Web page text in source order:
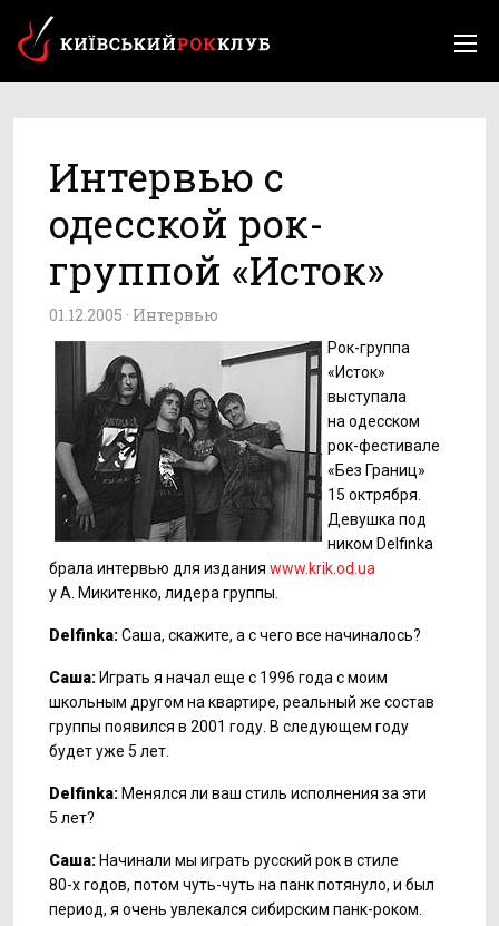
Интервью с
одесской рок-
группой «Исток»
01.12.2005 · Интервью
Рок-группа
«Исток»
выступала
на одесском
рок-фестивале
«Без Границ»
15 октрября.
Девушка под
ником Delfinka
брала интервью для издания www.krik.od.ua
у А. Микитенко, лидера группы.
Delfinka:Саша, скажите, а с чего все начиналось?
Саша: Играть я начал еще с 1996 года с моим
школьным другом на квартире, реальный же состав
группы появился в 2001 году. В следующем году
будет уже 5 лет.
Delfinka: Менялся ли ваш стиль исполнения за эти
5 лет?
Саша: Начинали мы играть русский рок в стиле
80-хгодов, потом чуть-чуть на панк потянуло, и был
период, я очень увлекался сибирским панк-роком.